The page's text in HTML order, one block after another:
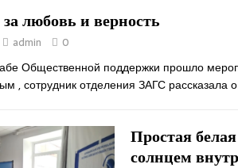
любовь и верность
admin 0
Общественной поддержки прошло
, сотрудник отделения ЗАГС рассказала
Простая
солнцем